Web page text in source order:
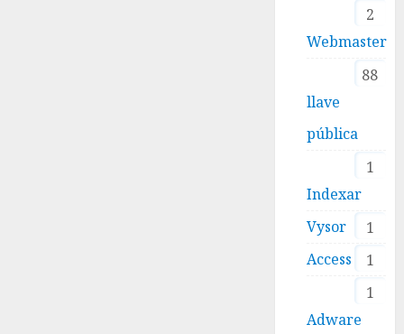
2
Webmaster
88
llave
pública
1
Indexar
1
Vysor
1
Access
1
Adware